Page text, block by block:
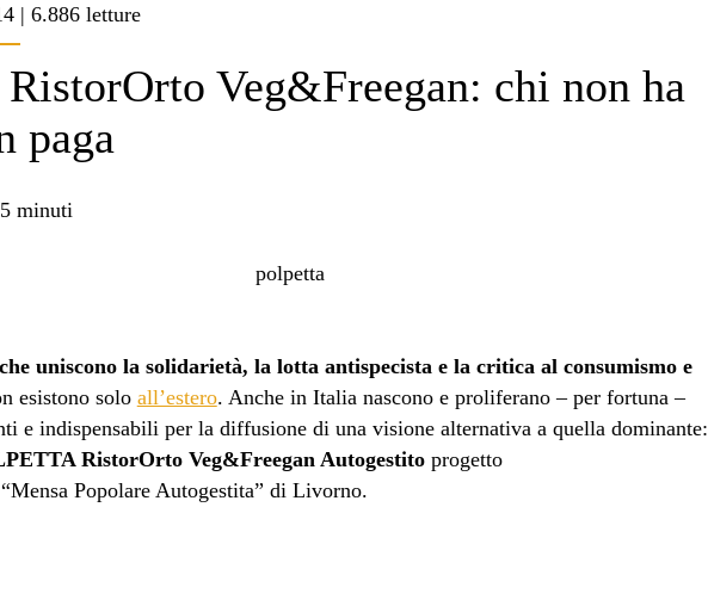
| 6.886 letture
Veg&Freegan: chi non ha
paga
5 minuti
uniscono la solidarietà, la lotta antispecista e la critica al consumismo e
esistono solo all’estero. Anche in Italia nascono e proliferano – per fortuna –
e indispensabili per la diffusione di una visione alternativa a quella dominante:
RistorOrto Veg&Freegan Autogestito progetto
Popolare Autogestita” di Livorno.